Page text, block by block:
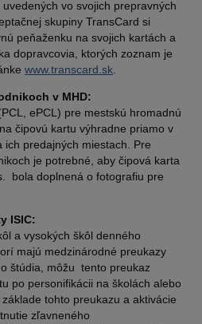
vo svojich prepravných
skupiny TransCard si
peňaženku na svojich kartách a
dopravcovia, ktorých zoznam je
www.transcard.sk.
v MHD:
ePCL) pre mestskú hromadnú
čipovú kartu výhradne priamo v
predajných miestach. Pre
je potrebné, aby čipová karta
bola doplnená o fotografiu pre
ISIC:
a vysokých škôl denného
majú medzinárodné preukazy
štúdia, môžu tento preukaz
po personifikácii na školách alebo
tohto preukazu a aktivácie
zľavneného